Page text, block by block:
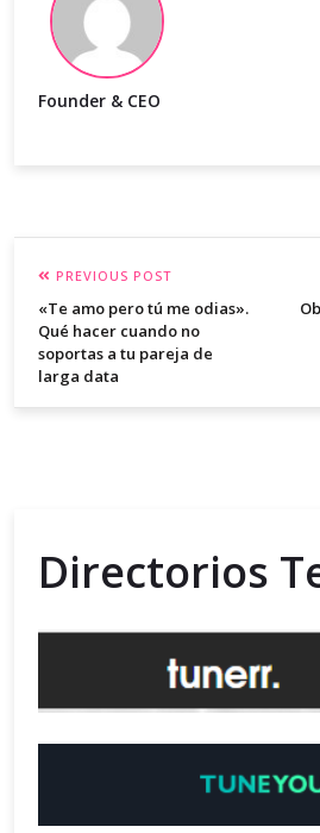
Founder & CEO
PREVIOUS POST
«Te amo pero tú me odias».
Qué hacer cuando no
soportas a tu pareja de
larga data
Directorios